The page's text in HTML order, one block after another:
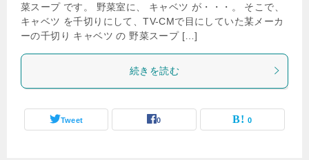
菜スープ です。 野菜室に、 キャベツ が・・・。 そこで、
キャベツ を千切りにして、TV-CMで目にしていた某メーカ
ーの千切り キャベツ の 野菜スープ […]
続きを読む
Tweet 0 0